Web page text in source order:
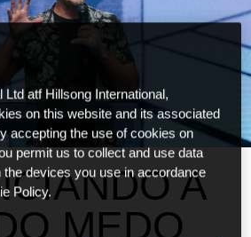
A
MEDO
Ltd atf Hillsong International,
on this website and its associated
accepting the use of cookies on
permit us to collect and use data
devices you use in accordance
Policy.